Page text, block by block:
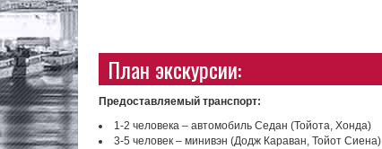
План экскурсии:
Предоставляемый транспорт:
1-2 человека – автомобиль Седан (Тойота, Хонда)
3-5 человек – минивэн (Додж Караван, Тойот Сиена)